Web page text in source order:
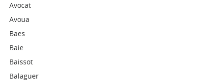
Avocat
Avoua
Baes
Baie
Baissot
Balaguer